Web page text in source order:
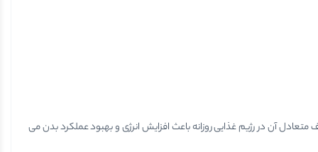
آن در رژیم غذایی روزانه باعث افزایش انرژی و بهبود عملکرد بدن می